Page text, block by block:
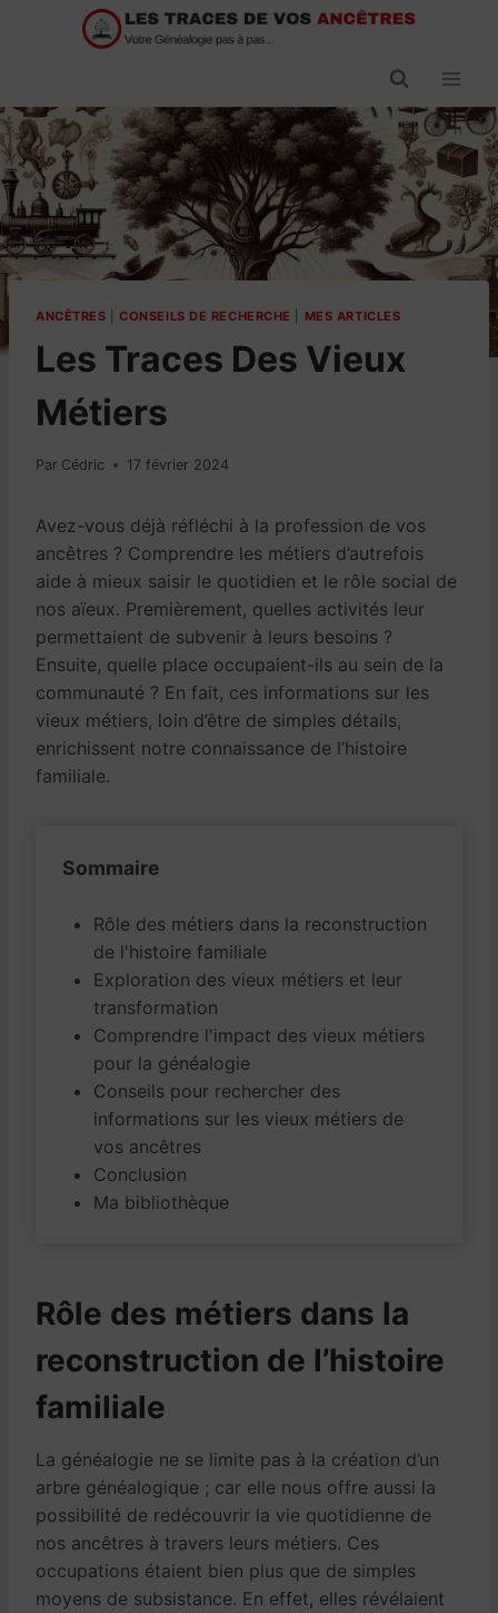
ANCÊTRES |CONSEILS DE RECHERCHE MES ARTICLES
Les Traces Des Vieux
Métiers
Par Cédric 17 février 2024
Avez-vous déjà réfléchi à la profession de vos
ancêtres ? Comprendre les métiers d’autrefois
aide à mieux saisir le quotidien et le rôle social de
nos aïeux. Premièrement, quelles activités leur
permettaient de subvenir à leurs besoins ?
Ensuite, quelle place occupaient-ils au sein de la
communauté ? En fait, ces informations sur les
vieux métiers, loin d’être de simples détails,
enrichissent notre connaissance de l’histoire
familiale.
Sommaire
Rôle des métiers dans la reconstruction
de l'histoire familiale
Exploration des vieux métiers et leur
transformation
Comprendre l'impact des vieux métiers
pour la généalogie
Conseils pour rechercher des
informations sur les vieux métiers de
vos ancêtres
Conclusion
Ma bibliothèque
Rôle des métiers dans la
reconstruction de l’histoire
familiale
La généalogie ne se limite pas à la création d’un
arbre généalogique ; car elle nous offre aussi la
possibilité de redécouvrir la vie quotidienne de
nos ancêtres à travers leurs métiers. Ces
occupations étaient bien plus que de simples
moyens de subsistance. En effet, elles révélaient